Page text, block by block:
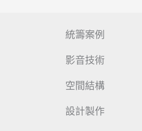
統籌案例
影音技術
空間結構
設計製作